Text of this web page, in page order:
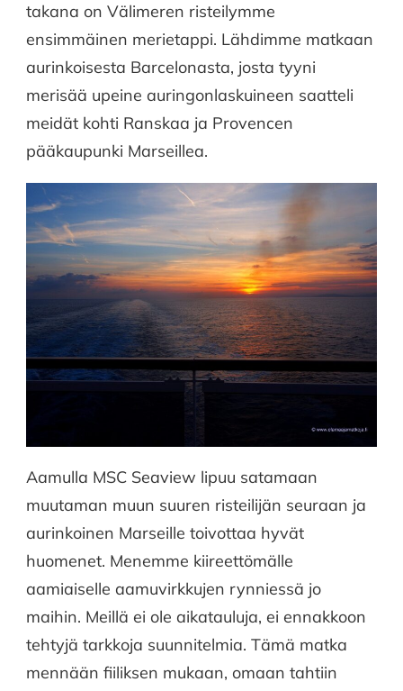
takana on Välimeren risteilymme
ensimmäinen merietappi. Lähdimme matkaan
aurinkoisesta Barcelonasta, josta tyyni
merisää upeine auringonlaskuineen saatteli
meidät kohti Ranskaa ja Provencen
pääkaupunki Marseillea.
Aamulla MSC Seaview lipuu satamaan
muutaman muun suuren risteilijän seuraan ja
aurinkoinen Marseille toivottaa hyvät
huomenet. Menemme kiireettömälle
aamiaiselle aamuvirkkujen rynniessä jo
maihin. Meillä ei ole aikatauluja, ei ennakkoon
tehtyjä tarkkoja suunnitelmia. Tämä matka
mennään fiiliksen mukaan, omaan tahtiin